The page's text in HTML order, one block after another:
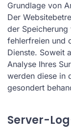
Grundlage von
Der
der
fehlerfreien und
Dienste. Soweit
Analyse Ihres
werden diese in
gesondert
Server-